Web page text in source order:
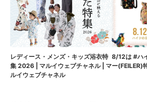
レディース・メンズ・キッズ浴衣特
集 2026 | マルイウェブチャネル | マ
ルイウェブチャネル
8/12は #ハ
ー(FEILER)